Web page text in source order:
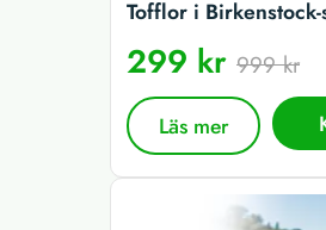
Tofflor i
299 kr 999 kr
Läs mer